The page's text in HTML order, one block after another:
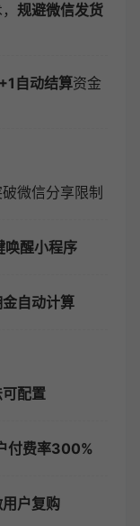
规避微信发货
自动结算资金
破微信分享限制
唤醒小程序
自动计算
配置
付费率300%
户复购